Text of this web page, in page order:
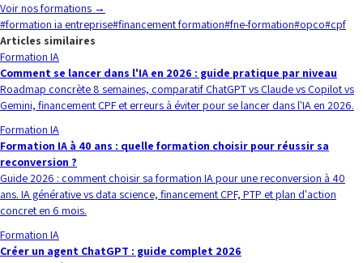
Voir nos formations →
#formation ia entreprise#financement formation#fne-formation#opco#cpf
Articles similaires
Formation IA
Comment se lancer dans l'IA en 2026 : guide pratique par niveau
Roadmap concrète 8 semaines, comparatif ChatGPT vs Claude vs Copilot vs
Gemini, financement CPF et erreurs à éviter pour se lancer dans l'IA en 2026.
Formation IA
Formation IA à 40 ans : quelle formation choisir pour réussir sa
reconversion ?
Guide 2026 : comment choisir sa formation IA pour une reconversion à 40
ans. IA générative vs data science, financement CPF, PTP et plan d'action
concret en 6 mois.
Formation IA
Créer un agent ChatGPT : guide complet 2026